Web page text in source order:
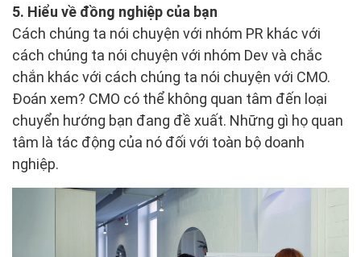
5. Hiểu về đồng nghiệp của bạn
Cách chúng ta nói chuyện với nhóm PR khác với
cách chúng ta nói chuyện với nhóm Dev và chắc
chắn khác với cách chúng ta nói chuyện với CMO.
Đoán xem? CMO có thể không quan tâm đến loại
chuyển hướng bạn đang đề xuất. Những gì họ quan
tâm là tác động của nó đối với toàn bộ doanh
nghiệp.